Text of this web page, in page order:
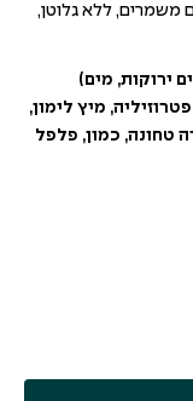
משמרים, ללא גלוטן,
ירוקות, מים)
פטרוזיליה, מיץ לימון,
טחונה, כמון, פלפל